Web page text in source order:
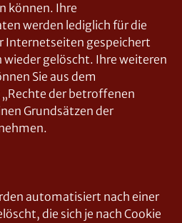
können. Ihre
werden lediglich für die
Internetseiten gespeichert
wieder gelöscht. Ihre weiteren
Sie aus dem
der betroffenen
Grundsätzen der
automatisiert nach einer
die sich je nach Cookie